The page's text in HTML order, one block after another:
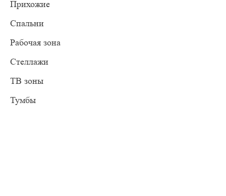
Прихожие
Спальни
Рабочая зона
Стеллажи
ТВ зоны
Тумбы